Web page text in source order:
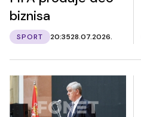
biznisa
SPORT 20:3528.07.2026.